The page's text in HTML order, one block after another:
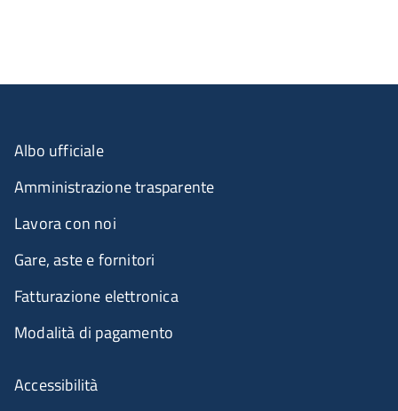
Albo ufficiale
Amministrazione trasparente
Lavora con noi
Gare, aste e fornitori
Fatturazione elettronica
Modalità di pagamento
Accessibilità